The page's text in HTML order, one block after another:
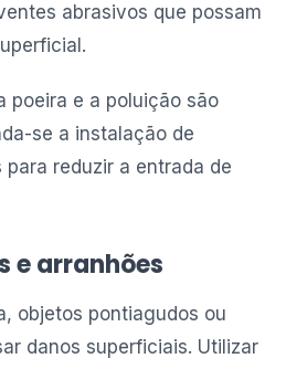
abrasivos que possam
poeira e a poluição são
se a instalação de
reduzir a entrada de
e arranhões
objetos pontiagudos ou
danos superficiais. Utilizar